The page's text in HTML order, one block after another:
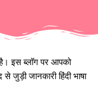
इस ब्लॉग पर आपको
जुड़ी जानकारी हिंदी भाषा